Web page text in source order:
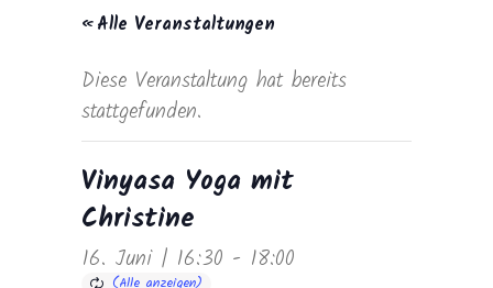
« Alle Veranstaltungen
Diese Veranstaltung hat bereits
stattgefunden.
Vinyasa Yoga mit
Christine
16. Juni | 16:30 - 18:00